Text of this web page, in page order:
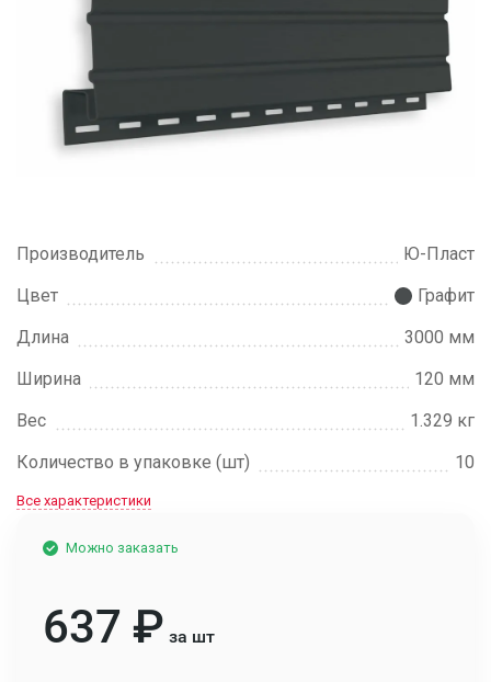
Производитель
Ю-Пласт
Цвет
Графит
Длина
3000 мм
Ширина
120 мм
Вес
1.329 кг
Количество в упаковке (шт)
10
Все характеристики
Можно заказать
637 ₽ за шт